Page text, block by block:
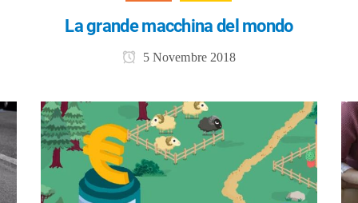
La grande macchina del mondo
5 Novembre 2018